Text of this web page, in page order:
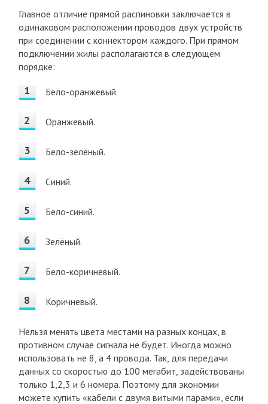
Главное отличие прямой распиновки заключается в
одинаковом расположении проводов двух устройств
при соединении с коннектором каждого. При прямом
подключении жилы располагаются в следующем
порядке:
Бело-оранжевый.
Оранжевый.
Бело-зелёный.
Синий.
Бело-синий.
Зелёный.
Бело-коричневый.
Коричневый.
Нельзя менять цвета местами на разных концах, в
противном случае сигнала не будет. Иногда можно
использовать не 8, а 4 провода. Так, для передачи
данных со скоростью до 100 мегабит, задействованы
только 1,2,3 и 6 номера. Поэтому для экономии
можете купить «кабели с двумя витыми парами», если